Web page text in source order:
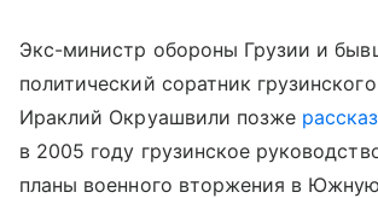
Экс-министр обороны Грузии и
политический соратник
Ираклий Окруашвили позже
в 2005 году грузинское
планы военного вторжения в